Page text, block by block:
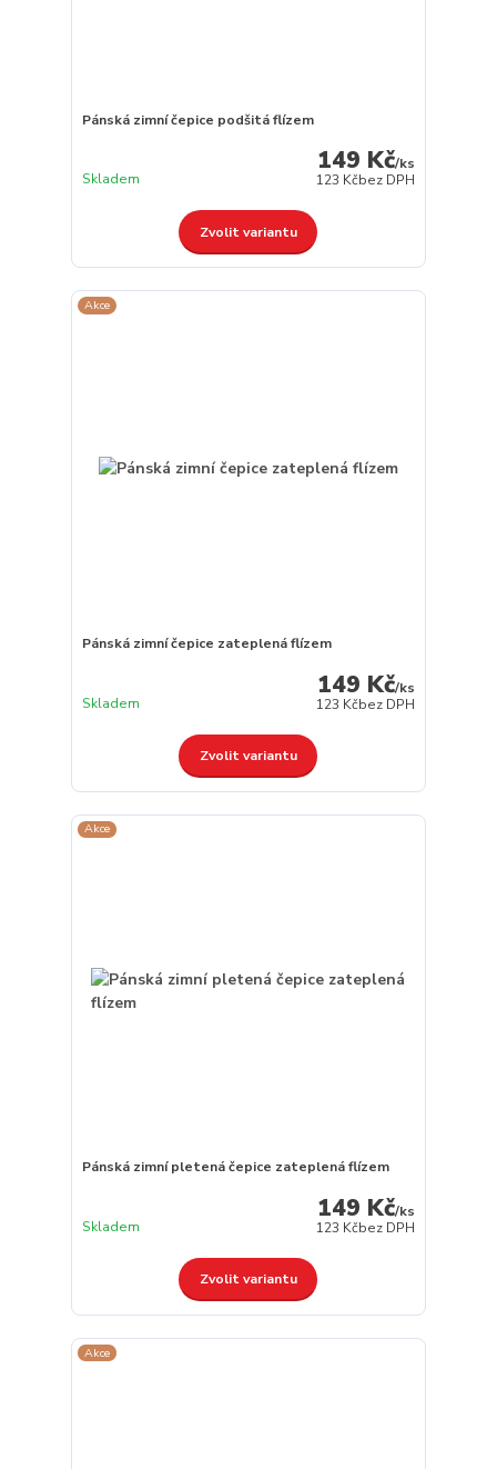
Pánská zimní čepice podšitá flízem
149 Kč/ks
123 Kčbez DPH
Skladem
Zvolit variantu
Akce
Pánská zimní čepice zateplená flízem
149 Kč/ks
123 Kčbez DPH
Skladem
Zvolit variantu
Akce
Pánská zimní pletená čepice zateplená flízem
149 Kč/ks
123 Kčbez DPH
Skladem
Zvolit variantu
Akce